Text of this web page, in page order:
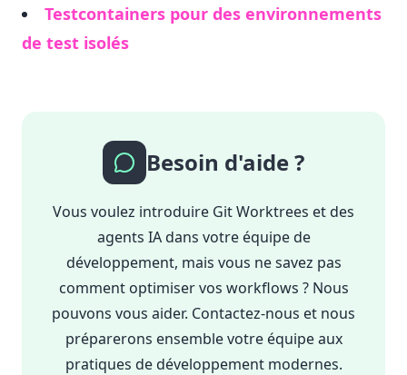
Testcontainers pour des environnements
de test isolés
Besoin d'aide ?
Vous voulez introduire Git Worktrees et des
agents IA dans votre équipe de
développement, mais vous ne savez pas
comment optimiser vos workflows ? Nous
pouvons vous aider. Contactez-nous et nous
préparerons ensemble votre équipe aux
pratiques de développement modernes.